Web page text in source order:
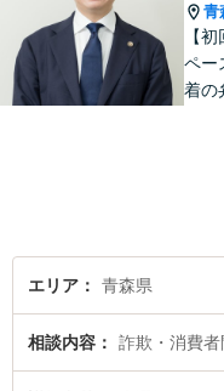
青
【
ペー
着の
エリア 青森県
相談内容 詐欺・消費